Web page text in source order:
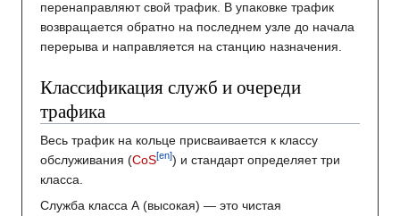
перенаправляют свой трафик. В упаковке трафик
возвращается обратно на последнем узле до начала
перерыва и направляется на станцию назначения.
Классификация служб и очереди
трафика
Весь трафик на кольце присваивается к классу
обслуживания (CoS[en]) и стандарт определяет три
класса.
Служба класса А (высокая) — это чистая